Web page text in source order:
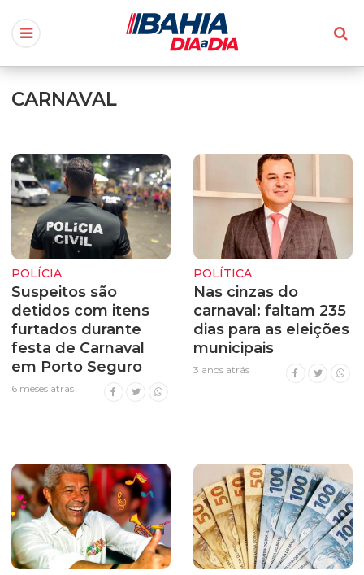
CARNAVAL
POLÍCIA
Suspeitos são
detidos com itens
furtados durante
festa de Carnaval
em Porto Seguro
6 meses atrás
POLÍTICA
Nas cinzas do
carnaval: faltam 235
dias para as eleições
municipais
3 anos atrás